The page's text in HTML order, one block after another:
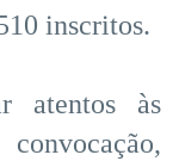
inscritos.
atentos às